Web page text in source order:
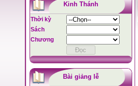
Kinh Thánh
Thời kỳ
Sách
Chương
Bài giảng lễ